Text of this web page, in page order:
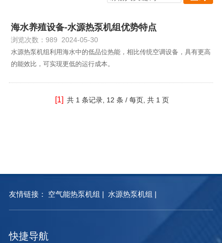
海水养殖设备-水源热泵机组优势特点
浏览次数：989 2024-05-30
水源热泵机组利用海水中的低品位热能，相比传统空调设备，具有更高
的能效比，可实现更低的运行成本。
[1] 共 1 条记录, 12 条 / 每页, 共 1 页
友情链接： 空气能热泵机组 | 水源热泵机组 |
快捷导航